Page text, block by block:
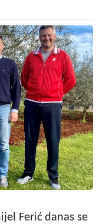
Ferić danas se